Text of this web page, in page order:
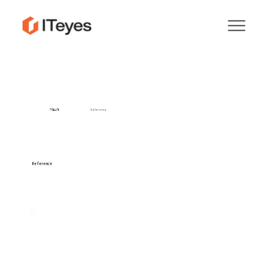
기업소개 Reference
Reference